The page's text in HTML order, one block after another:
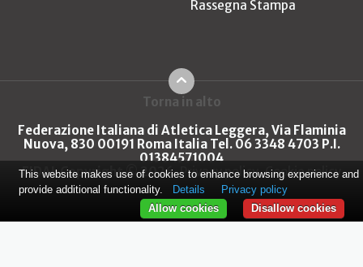
Rassegna Stampa
Torna in alto
Federazione Italiana di Atletica Leggera, Via Flaminia
Nuova, 830 00191 Roma Italia Tel. 06 3348 4703 P.I.
01384571004
FIDAL Copyright © 2026 Privacy policy Cookie policy
This website makes use of cookies to enhance browsing experience and
provide additional functionality.
Details
Privacy policy
Disallow cookies
Allow cookies